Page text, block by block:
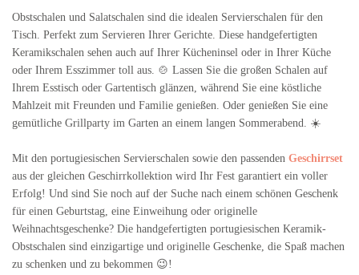
Obstschalen und Salatschalen sind die idealen Servierschalen für den
Tisch. Perfekt zum Servieren Ihrer Gerichte. Diese handgefertigten
Keramikschalen sehen auch auf Ihrer Kücheninsel oder in Ihrer Küche
oder Ihrem Esszimmer toll aus. 🍲 Lassen Sie die großen Schalen auf
Ihrem Esstisch oder Gartentisch glänzen, während Sie eine köstliche
Mahlzeit mit Freunden und Familie genießen. Oder genießen Sie eine
gemütliche Grillparty im Garten an einem langen Sommerabend. ☀️
Mit den portugiesischen Servierschalen sowie den passendenGeschirrset
aus der gleichen Geschirrkollektion wird Ihr Fest garantiert ein voller
Erfolg! Und sind Sie noch auf der Suche nach einem schönen Geschenk
für einen Geburtstag, eine Einweihung oder originelle
Weihnachtsgeschenke? Die handgefertigten portugiesischen Keramik-
Obstschalen sind einzigartige und originelle Geschenke, die Spaß machen
zu schenken und zu bekommen 😉!